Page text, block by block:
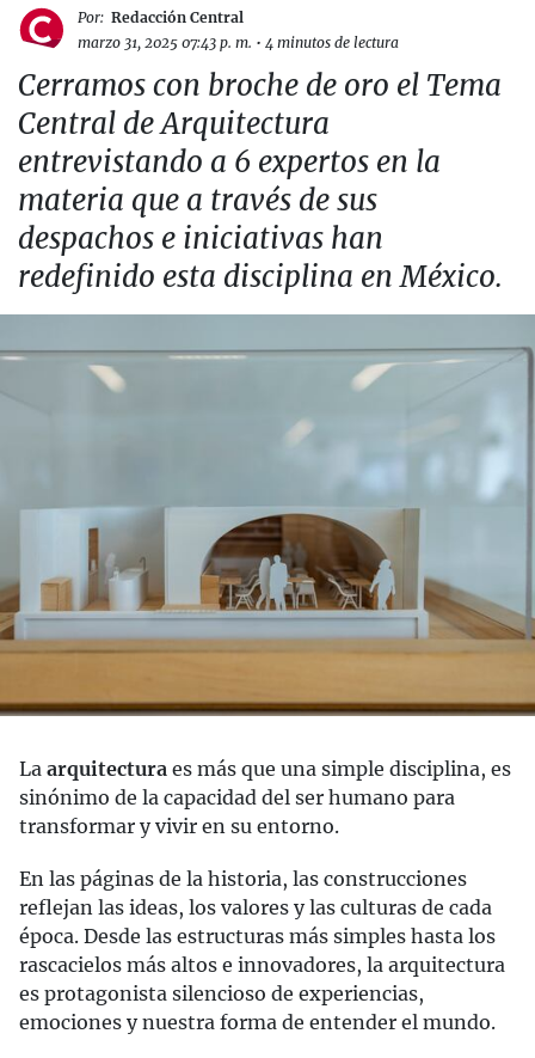
Por: Redacción Central
marzo 31, 2025 07:43 p. m. • 4 minutos de lectura
Cerramos con broche de oro el Tema
Central de Arquitectura
entrevistando a 6 expertos en la
materia que a través de sus
despachos e iniciativas han
redefinido esta disciplina en México.
La arquitectura es más que una simple disciplina, es
sinónimo de la capacidad del ser humano para
transformar y vivir en su entorno.
En las páginas de la historia, las construcciones
reflejan las ideas, los valores y las culturas de cada
época. Desde las estructuras más simples hasta los
rascacielos más altos e innovadores, la arquitectura
es protagonista silencioso de experiencias,
emociones y nuestra forma de entender el mundo.